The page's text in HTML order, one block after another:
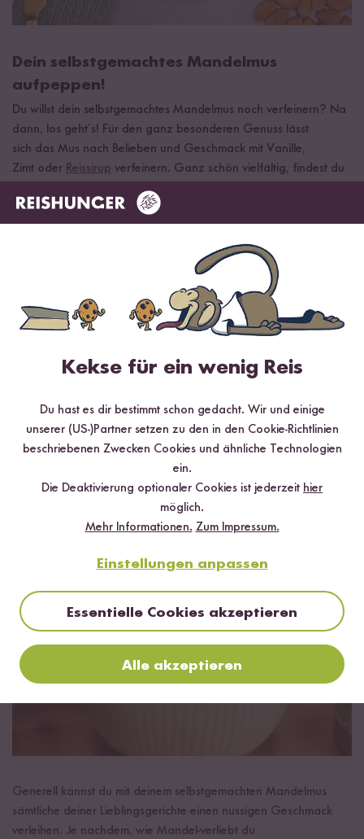
Dein selbstgemachtes Mandelmus
aufpeppen!
Du willst dein selbstgemachtes Mandelmus noch verfeinern? Na
dann, los geht’s! Für den ganz besonderen Genuss lässt
sich das Mus nach Belieben und Geschmack mit Vanille,
Zimt oder Reissirup verfeinern. Ganz schön vielfältig, findest du
Unterschiede zwischen weißem und
braunem selbstgemachtem Mandelmus
Braunes Mandelmus entsteht aus ungeschälten und gerösteten
Mandeln, während für die Herstellung des weißen Muses vor
der Verarbeitung der Mandeln die Mandelhaut entfernt wird.
Dementsprechend ist die Zubereitung von braunem Mandelmus
eingeweicht werden müssen, um die Haut zu
entfernen. Geschmacklich ist braunes Mandelmus intensiver im
und ein mildes Aroma.
Verwendung von selbstgemachtem
Generell kannst du mit deinem selbstgemachten Mandelmus
sämtliche deiner Lieblingsgerichte einen nussigen Geschmack
verleihen. Je nachdem, wie Mandel-verliebt du
Kekse für ein wenig Reis
Du hast es dir bestimmt schon gedacht. Wir und einige
unserer (US-)Partner setzen zu den in den Cookie-Richtlinien
beschriebenen Zwecken Cookies und ähnliche Technologien
ein.
Die Deaktivierung optionaler Cookies ist jederzeit hier
möglich.
Mehr Informationen. Zum Impressum.
Einstellungen anpassen
Essentielle Cookies akzeptieren
Alle akzeptieren